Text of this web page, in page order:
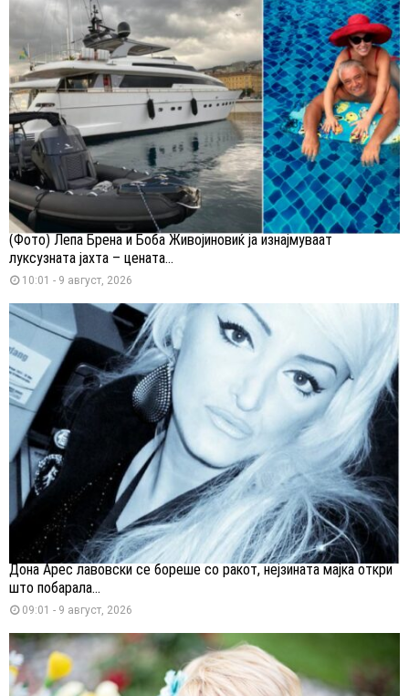
(Фото) Лепа Брена и Боба Живојиновиќ ја изнајмуваат
луксузната јахта – цената...
10:01 - 9 август, 2026
Дона Арес лавовски се бореше со ракот, нејзината мајка откри
што побарала...
09:01 - 9 август, 2026